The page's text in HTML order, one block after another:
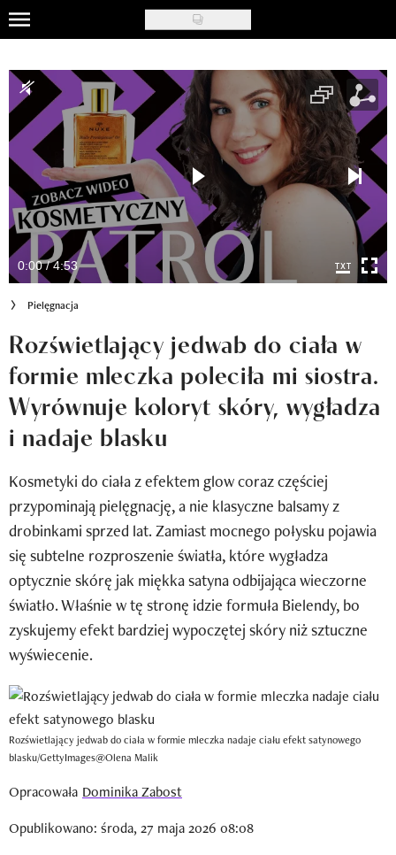
Skip
to
main
content
Moda
Ślub i wesele
Styl życia
Nasze akcje
Inspiracje
Newsy
Newsletter
Wizaz Summer Influ School
Mój profil / Zarejestruj się
0:00 / 4:53
Pielęgnacja
Rozświetlający jedwab do ciała w
formie mleczka poleciła mi siostra.
Wyrównuje koloryt skóry, wygładza
i nadaje blasku
Kosmetyki do ciała z efektem glow coraz częściej
przypominają pielęgnację, a nie klasyczne balsamy z
drobinkami sprzed lat. Zamiast mocnego połysku pojawia
się subtelne rozproszenie światła, które wygładza
optycznie skórę jak miękka satyna odbijająca wieczorne
światło. Właśnie w tę stronę idzie formuła Bielendy, bo
zyskujemy efekt bardziej wypoczętej skóry niż sztuczne
wyświecenie.
Rozświetlający jedwab do ciała w formie mleczka nadaje ciału efekt satynowego
blasku/GettyImages@Olena Malik
Opracowała Dominika Zabost
Opublikowano: środa, 27 maja 2026 08:08